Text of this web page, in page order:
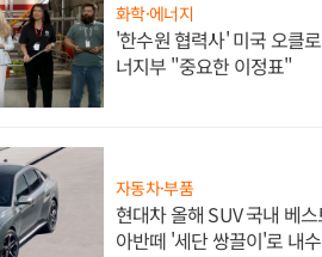
화학·에너지
'한수원 협력사' 미국 오클
너지부 "중요한 이정표"
자동차·부품
현대차 올해 SUV 국내 베
아반떼 '세단 쌍끌이'로 내